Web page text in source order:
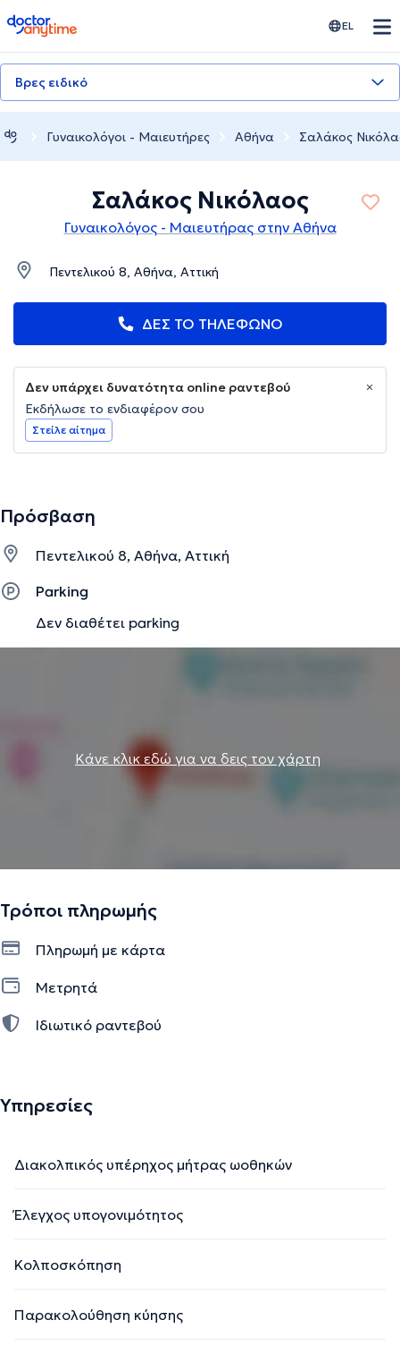
doctoranytime EL
Βρες ειδικό
Γυναικολόγοι - Μαιευτήρες Αθήνα Σαλάκος
Σαλάκος Νικόλαος
Γυναικολόγος - Μαιευτήρας στην Αθήνα
Πεντελικού 8, Αθήνα, Αττική
ΔΕΣ ΤΟ ΤΗΛΕΦΩΝΟ
Δεν υπάρχει δυνατότητα online ραντεβού
Εκδήλωσε το ενδιαφέρον σου
Στείλε αίτημα
Πρόσβαση
Πεντελικού 8, Αθήνα, Αττική
Parking
Δεν διαθέτει parking
Κάνε κλικ εδώ για να δεις τον χάρτη
Τρόποι πληρωμής
Πληρωμή με κάρτα
Μετρητά
Ιδιωτικό ραντεβού
Υπηρεσίες
Διακολπικός υπέρηχος μήτρας ωοθηκών
Έλεγχος υπογονιμότητος
Κολποσκόπηση
Παρακολούθηση κύησης